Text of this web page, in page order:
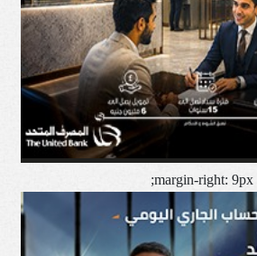
margin-right: 9px;